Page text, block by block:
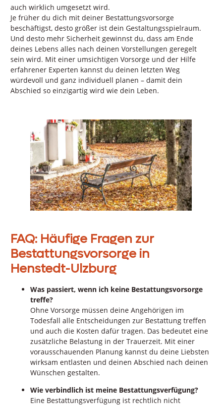
auch wirklich umgesetzt wird.
Je früher du dich mit deiner Bestattungsvorsorge
beschäftigst, desto größer ist dein Gestaltungsspielraum.
Und desto mehr Sicherheit gewinnst du, dass am Ende
deines Lebens alles nach deinen Vorstellungen geregelt
sein wird. Mit einer umsichtigen Vorsorge und der Hilfe
erfahrener Experten kannst du deinen letzten Weg
würdevoll und ganz individuell planen – damit dein
Abschied so einzigartig wird wie dein Leben.
FAQ: Häufige Fragen zur
Bestattungsvorsorge in
Henstedt-Ulzburg
Was passiert, wenn ich keine Bestattungsvorsorge
treffe?
Ohne Vorsorge müssen deine Angehörigen im
Todesfall alle Entscheidungen zur Bestattung treffen
und auch die Kosten dafür tragen. Das bedeutet eine
zusätzliche Belastung in der Trauerzeit. Mit einer
vorausschauenden Planung kannst du deine Liebsten
wirksam entlasten und deinen Abschied nach deinen
Wünschen gestalten.
Wie verbindlich ist meine Bestattungsverfügung?
Eine Bestattungsverfügung ist rechtlich nicht